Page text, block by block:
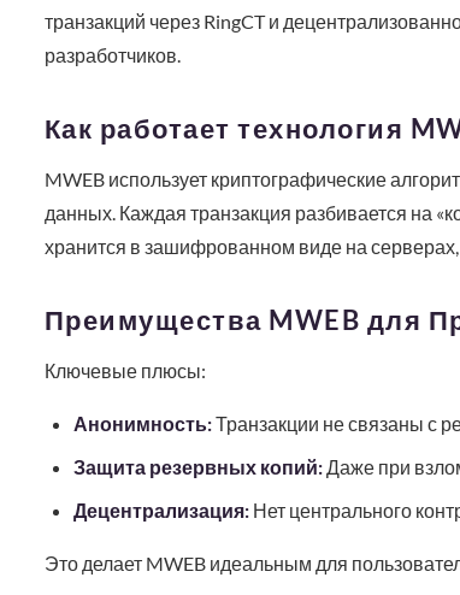
транзакций через RingCT и
разработчиков.
Как работает технология
MWEB использует криптографические
данных. Каждая транзакция разбивается на
хранится в зашифрованном виде на
Преимущества MWEB для
Ключевые плюсы:
Анонимность:Транзакции не связаны с
Защита резервных копий:Даже при
Децентрализация:Нет центрального
Это делает MWEB идеальным для